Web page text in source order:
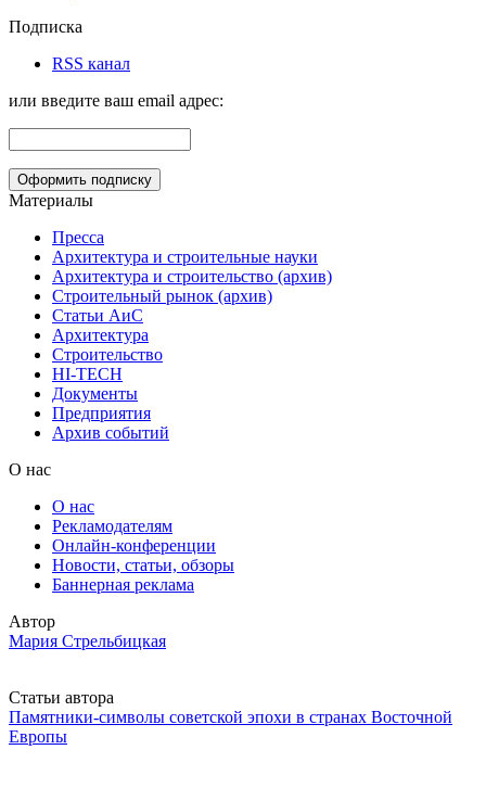
Подписка
RSS канал
или введите ваш email адрес:
Материалы
Пресса
Архитектура и строительные науки
Архитектура и строительство (архив)
Строительный рынок (архив)
Статьи АиС
Архитектура
Строительство
HI-TECH
Документы
Предприятия
Архив событий
О нас
О нас
Рекламодателям
Онлайн-конференции
Новости, статьи, обзоры
Баннерная реклама
Автор
Мария Стрельбицкая
Статьи автора
Памятники-символы советской эпохи в странах Восточной
Европы